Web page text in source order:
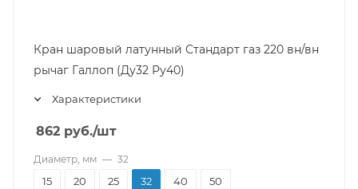
Кран шаровый латунный Стандарт газ 220 вн/вн
рычаг Галлоп (Ду32 Ру40)
Характеристики
862 руб./шт
Диаметр, мм — 32
15 20 25 32 40 50